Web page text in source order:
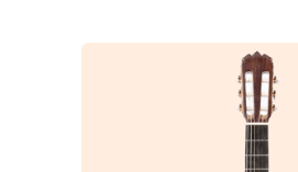
Sant Jordi de Cercs
ciudad donde Fernando
cada una de sus guitarras.
Este taller es un espacio